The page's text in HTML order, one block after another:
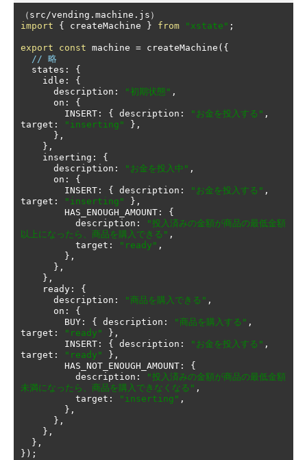
（ src/vending . machine . js ）
import
{ createMachine } from "xstate" ;
export const machine = createMachine ({
// 略
  states
:
{
    idle
:
{
      description
: "初期状態" ,
      on
:
{
        INSERT
: { description : "お金を投入する" ,
target : "inserting"
},
},
},
    inserting
:
{
      description
: "お金を投入中" ,
      on
:
{
        INSERT
: { description : "お金を投入する" ,
target : "inserting"
},
        HAS_ENOUGH_AMOUNT
:
{
          description
:
"投入済みの金額が商品の最低金額
以上になったら、商品を購入できる" ,
          target
: "ready" ,
},
},
},
    ready
:
{
      description
: "商品を購入できる" ,
      on
:
{
        BUY
: { description : "商品を購入する" ,
target : "ready"
},
        INSERT
: { description : "お金を投入する" ,
target : "ready"
},
        HAS_NOT_ENOUGH_AMOUNT
:
{
          description
:
"投入済みの金額が商品の最低金額
未満になったら、商品を購入できなくなる" ,
          target
: "inserting" ,
},
},
},
},
});